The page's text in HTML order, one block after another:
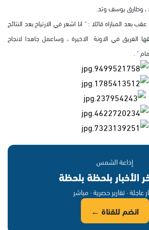
، وطارق يوسف وتد.
المباراه قائلا : " انا اشعر في الارتياح بعد النتائج
الفريق في الاونة الاخيرة ، وساعمل جاهدا لانجاح
" .
إذاعة الشمس
الأخبار بلحظة بلحظة
عاجلة · تقارير حصرية · مباشر
انضم للقناة ←